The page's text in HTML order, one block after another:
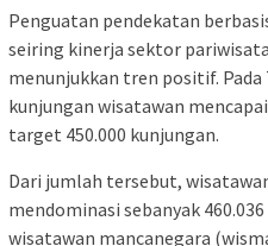
Penguatan pendekatan
seiring kinerja sektor
menunjukkan tren positif.
kunjungan wisatawan
target 450.000 kunjungan.
Dari jumlah tersebut,
mendominasi sebanyak
wisatawan mancanegara